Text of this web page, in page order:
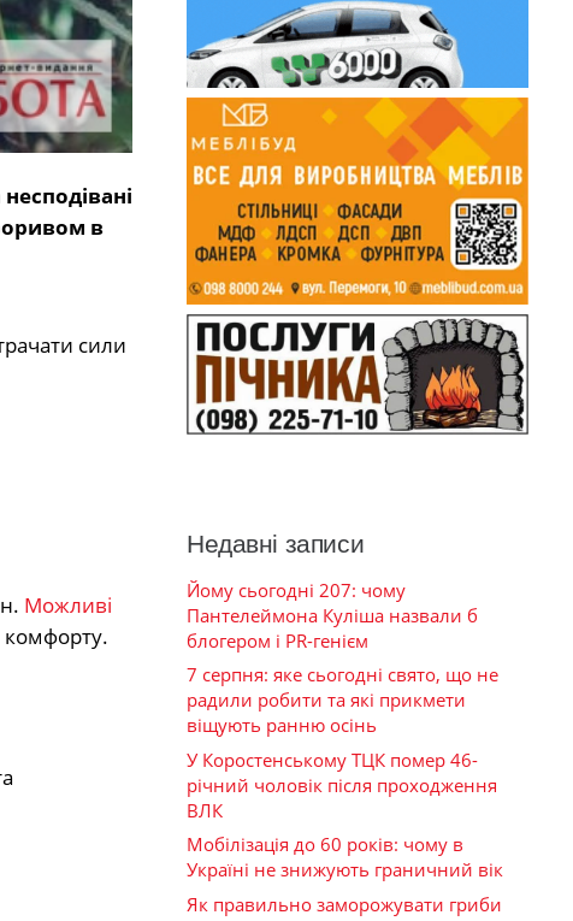
в
сили
Можливі
комфорту.
Недавні записи
Йому сьогодні 207: чому
Пантелеймона Куліша назвали б
блогером і PR-генієм
7 серпня: яке сьогодні свято, що не
радили робити та які прикмети
віщують ранню осінь
У Коростенському ТЦК помер 46-
річний чоловік після проходження
ВЛК
Мобілізація до 60 років: чому в
Україні не знижують граничний вік
Як правильно заморожувати гриби